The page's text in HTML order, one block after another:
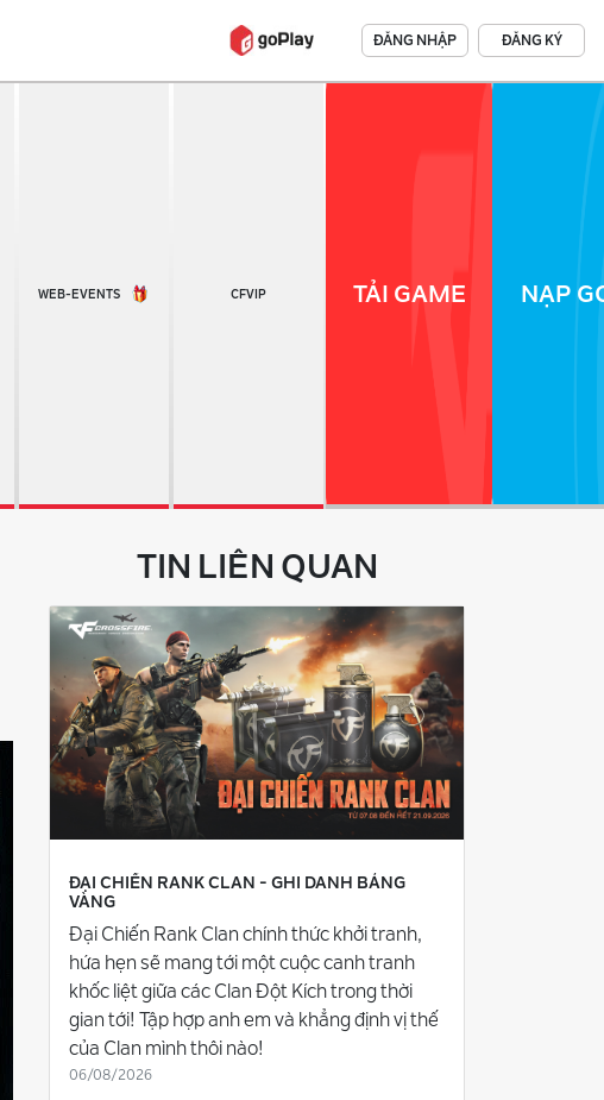
ĐĂNG NHẬP ĐĂNG KÝ
WEB-EVENTS CFVIP TẢI GAME NẠP
TIN LIÊN QUAN
ĐẠI CHIẾN RANK CLAN - GHI DANH BẢNG
VÀNG
Đại Chiến Rank Clan chính thức khởi tranh,
hứa hẹn sẽ mang tới một cuộc canh tranh
khốc liệt giữa các Clan Đột Kích trong thời
gian tới! Tập hợp anh em và khẳng định vị thế
của Clan mình thôi nào!
06/08/2026